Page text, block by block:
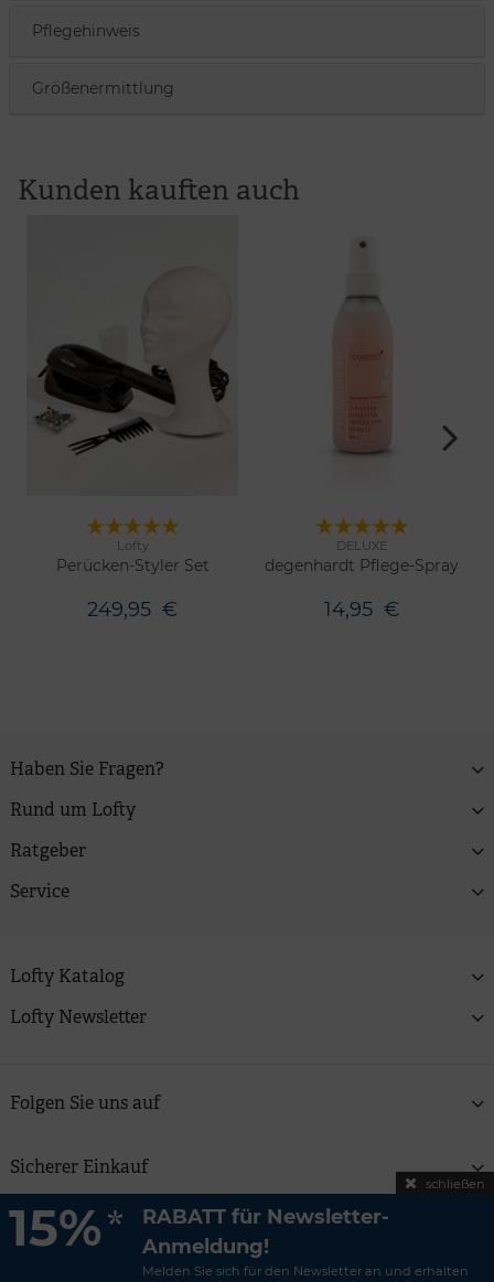
Pflegehinweis
Größenermittlung
Kunden kauften auch
Merken
Lofty
Perücken-Styler Set
249,95 €
Merken
DELUXE
degenhardt Pflege-Spray
14,95 €
Haben Sie Fragen?
Rund um Lofty
Ratgeber
Service
Lofty Katalog
Lofty Newsletter
Folgen Sie uns auf
Sicherer Einkauf
Copyright © 2026 Lofty Zweitfrisuren GmbH | Alle Preise
verstehen sich inkl. MwSt und zzgl.
15%*
RABATT für Newsletter-
Anmeldung!
Melden Sie sich für den Newsletter an und erhalten
schließen